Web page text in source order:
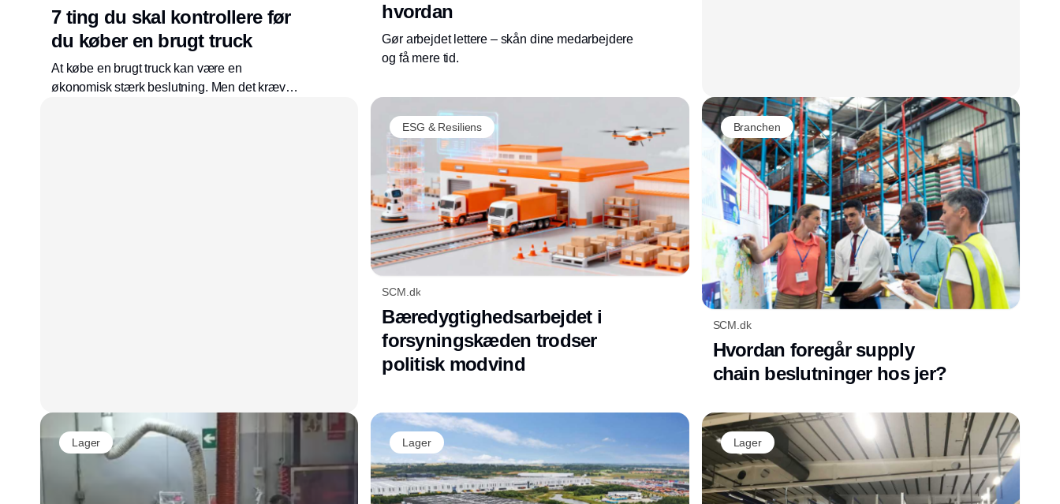
7 ting du skal kontrollere før
du køber en brugt truck
At købe en brugt truck kan være en
økonomisk stærk beslutning. Men det kræver,
hvordan
Gør arbejdet lettere – skån dine medarbejdere
og få mere tid.
ESG & Resiliens
SCM.dk
Bæredygtighedsarbejdet i
forsyningskæden trodser
politisk modvind
Branchen
SCM.dk
Hvordan foregår supply
chain beslutninger hos jer?
Lager Lager Lager